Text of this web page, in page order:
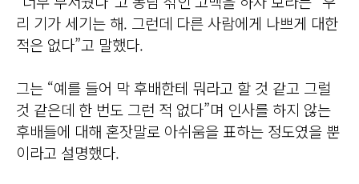
리 기가 세기는 해. 그런데 다른 사람에게 나쁘게 대한
적은 없다”고 말했다.
그는 “예를 들어 막 후배한테 뭐라고 할 것 같고 그럴
것 같은데 한 번도 그런 적 없다”며 인사를 하지 않는
후배들에 대해 혼잣말로 아쉬움을 표하는 정도였을 뿐
이라고 설명했다.